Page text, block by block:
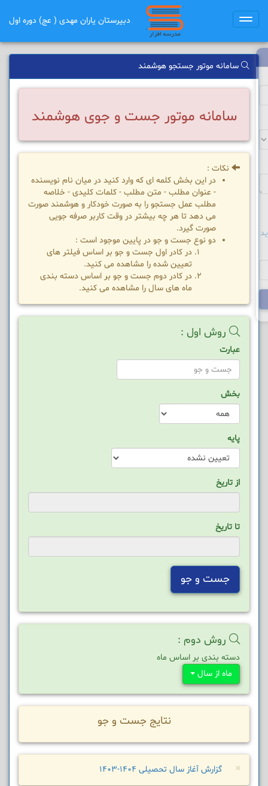
Toggle
دبیرستان یاران مهدی ( عج) دوره اول
سامانه موتور جستجو هوشمند
سامانه موتور جست و جوی هوشمند
نکات :
در این بخش کلمه ای که وارد کنید در میان نام نویسنده
- عنوان مطلب - متن مطلب - کلمات کلیدی - خلاصه
مطلب عمل جستجو را به صورت خودکار و هوشمند صورت
می دهد تا هر چه بیشتر در وقت کاربر صرفه جویی
صورت گیرد.
دو نوع جست و جو در پایین موجود است :
در کادر اول جست و جو بر اساس فیلتر های
تعیین شده را مشاهده می کنید.
در کادر دوم جست و جو بر اساس دسته بندی
ماه های سال را مشاهده می کنید.
روش اول :
عبارت
بخش
پایه
از تاریخ
تا تاریخ
جست و جو
روش دوم :
دسته بندی بر اساس ماه
ماه از سال
نتایج جست و جو
× گزارش آغاز سال تحصیلی 1404-1403